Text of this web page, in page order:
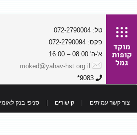
טל: 072-2790004
פקס: 072-2790094
א'-ה' 08:00 – 16:00
moked@yahav-hst.org.il
9083*
צור קשר עמיתים קישורים סניפי בנק לאומי